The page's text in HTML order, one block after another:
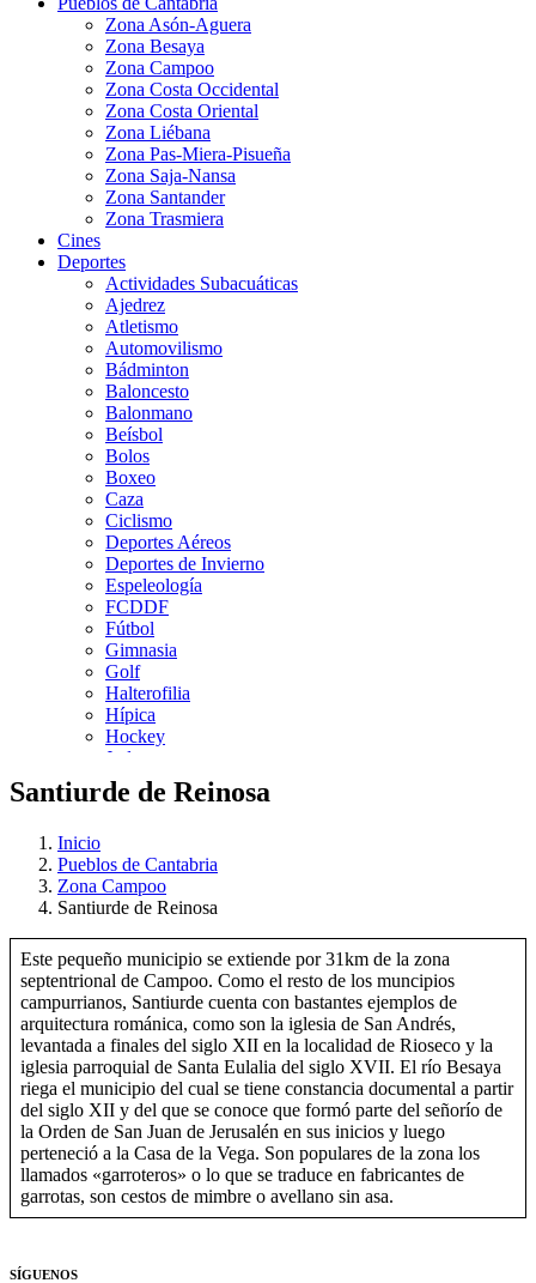
Zona Asón-Aguera
Zona Besaya
Zona Campoo
Zona Costa Occidental
Zona Costa Oriental
Zona Liébana
Zona Pas-Miera-Pisueña
Zona Saja-Nansa
Zona Santander
Zona Trasmiera
Cines
Deportes
Actividades Subacuáticas
Ajedrez
Atletismo
Automovilismo
Bádminton
Baloncesto
Balonmano
Beísbol
Bolos
Boxeo
Caza
Ciclismo
Deportes Aéreos
Deportes de Invierno
Espeleología
FCDDF
Fútbol
Gimnasia
Golf
Halterofilia
Hípica
Hockey
Judo
Kárate
Kickboxing
Pádel
Patinaje
Pesca
Piragüismo
Remo
Rugby
Salvamento y Socorrismo
Squash
Surf
Taekwondo
Tenis
Tenis de mesa
Tiro con Arco
Triatlón
Vela
Santiurde de Reinosa
Inicio
Pueblos de Cantabria
Zona Campoo
Santiurde de Reinosa
Este pequeño municipio se extiende por 31km de la zona
septentrional de Campoo. Como el resto de los muncipios
campurrianos, Santiurde cuenta con bastantes ejemplos de
arquitectura románica, como son la iglesia de San Andrés,
levantada a finales del siglo XII en la localidad de Rioseco y la
iglesia parroquial de Santa Eulalia del siglo XVII. El río Besaya
riega el municipio del cual se tiene constancia documental a partir
del siglo XII y del que se conoce que formó parte del señorío de
la Orden de San Juan de Jerusalén en sus inicios y luego
perteneció a la Casa de la Vega. Son populares de la zona los
llamados «garroteros» o lo que se traduce en fabricantes de
garrotas, son cestos de mimbre o avellano sin asa.
SÍGUENOS